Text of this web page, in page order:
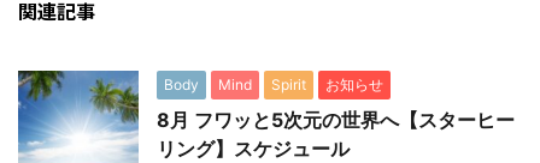
関連記事
Body Mind Spirit お知らせ
8月 フワッと5次元の世界へ【スターヒー
リング】スケジュール